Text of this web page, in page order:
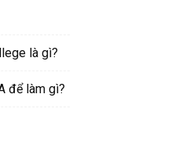
là gì?
để làm gì?